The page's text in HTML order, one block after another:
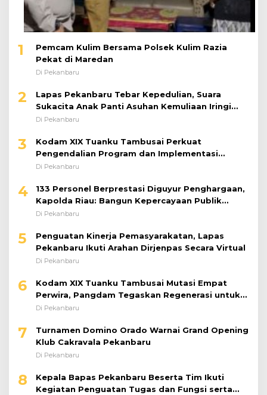
1
Pemcam Kulim Bersama Polsek Kulim Razia
Pekat di Maredan
Di Pekanbaru
2
Lapas Pekanbaru Tebar Kepedulian, Suara
Sukacita Anak Panti Asuhan Kemuliaan Iringi
Bantuan Sosial
Di Pekanbaru
3
Kodam XIX Tuanku Tambusai Perkuat
Pengendalian Program dan Implementasi
Doktrin TNI AD
Di Pekanbaru
4
133 Personel Berprestasi Diguyur Penghargaan,
Kapolda Riau: Bangun Kepercayaan Publik
dengan Karya Nyata
Di Pekanbaru
5
Penguatan Kinerja Pemasyarakatan, Lapas
Pekanbaru Ikuti Arahan Dirjenpas Secara Virtual
Di Pekanbaru
6
Kodam XIX Tuanku Tambusai Mutasi Empat
Perwira, Pangdam Tegaskan Regenerasi untuk
Perkuat Kinerja Satuan
Di Pekanbaru
7
Turnamen Domino Orado Warnai Grand Opening
Klub Cakravala Pekanbaru
Di Pekanbaru
8
Kepala Bapas Pekanbaru Beserta Tim Ikuti
Kegiatan Penguatan Tugas dan Fungsi serta